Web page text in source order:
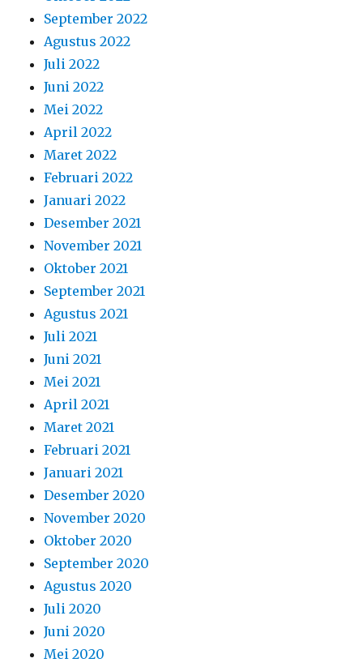
September 2022
Agustus 2022
Juli 2022
Juni 2022
Mei 2022
April 2022
Maret 2022
Februari 2022
Januari 2022
Desember 2021
November 2021
Oktober 2021
September 2021
Agustus 2021
Juli 2021
Juni 2021
Mei 2021
April 2021
Maret 2021
Februari 2021
Januari 2021
Desember 2020
November 2020
Oktober 2020
September 2020
Agustus 2020
Juli 2020
Juni 2020
Mei 2020